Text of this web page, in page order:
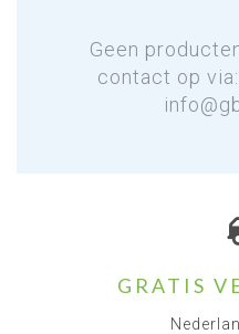
Geen
contact op
GRATIS